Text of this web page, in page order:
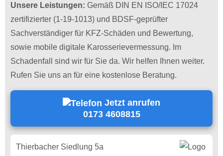
Unsere Leistungen: Gemäß DIN EN ISO/IEC 17024
zertifizierter (1-19-1013) und BDSF-geprüfter
Sachverständiger für KFZ-Schäden und Bewertung,
sowie mobile digitale Karosserievermessung. Im
Schadenfall sind wir für Sie da. Wir helfen Ihnen weiter.
Rufen Sie uns an für eine kostenlose Beratung.
Jetzt anrufen
0173 4608815
Thierbacher Siedlung 5a